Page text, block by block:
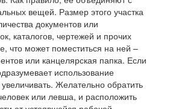
вещей. Размер этого участка
документов или
каталогов, чертежей и прочих
что может поместиться на ней –
или канцелярская папка. Если
использование
Желательно обратить
или левша, и расположить